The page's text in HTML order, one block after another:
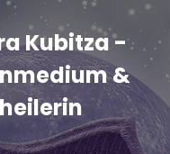
Kubitza -
&